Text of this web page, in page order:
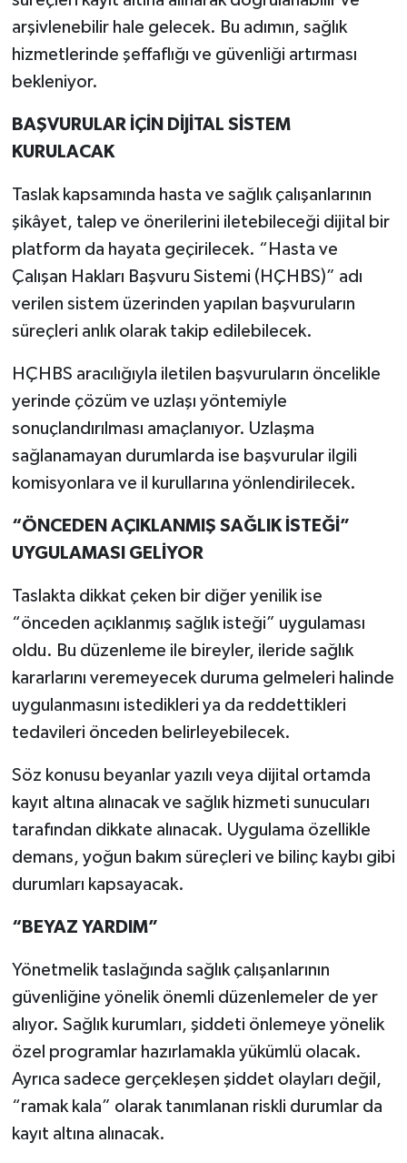
arşivlenebilir hale gelecek. Bu adımın, sağlık
hizmetlerinde şeffaflığı ve güvenliği artırması
bekleniyor.
BAŞVURULAR İÇİN DİJİTAL SİSTEM
KURULACAK
Taslak kapsamında hasta ve sağlık çalışanlarının
şikâyet, talep ve önerilerini iletebileceği dijital bir
platform da hayata geçirilecek. “Hasta ve
Çalışan Hakları Başvuru Sistemi (HÇHBS)” adı
verilen sistem üzerinden yapılan başvuruların
süreçleri anlık olarak takip edilebilecek.
HÇHBS aracılığıyla iletilen başvuruların öncelikle
yerinde çözüm ve uzlaşı yöntemiyle
sonuçlandırılması amaçlanıyor. Uzlaşma
sağlanamayan durumlarda ise başvurular ilgili
komisyonlara ve il kurullarına yönlendirilecek.
“ÖNCEDEN AÇIKLANMIŞ SAĞLIK İSTEĞİ”
UYGULAMASI GELİYOR
Taslakta dikkat çeken bir diğer yenilik ise
“önceden açıklanmış sağlık isteği” uygulaması
oldu. Bu düzenleme ile bireyler, ileride sağlık
kararlarını veremeyecek duruma gelmeleri halinde
uygulanmasını istedikleri ya da reddettikleri
tedavileri önceden belirleyebilecek.
Söz konusu beyanlar yazılı veya dijital ortamda
kayıt altına alınacak ve sağlık hizmeti sunucuları
tarafından dikkate alınacak. Uygulama özellikle
demans, yoğun bakım süreçleri ve bilinç kaybı gibi
durumları kapsayacak.
“BEYAZ YARDIM”
Yönetmelik taslağında sağlık çalışanlarının
güvenliğine yönelik önemli düzenlemeler de yer
alıyor. Sağlık kurumları, şiddeti önlemeye yönelik
özel programlar hazırlamakla yükümlü olacak.
Ayrıca sadece gerçekleşen şiddet olayları değil,
“ramak kala” olarak tanımlanan riskli durumlar da
kayıt altına alınacak.